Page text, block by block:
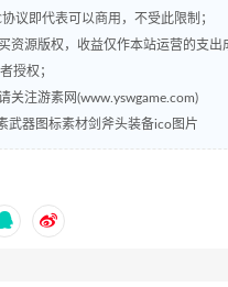
议即代表可以商用，不受此限制；
资源版权，收益仅作本站运营的支出
授权；
关注游素网(www.yswgame.com)
武器图标素材剑斧头装备ico图片